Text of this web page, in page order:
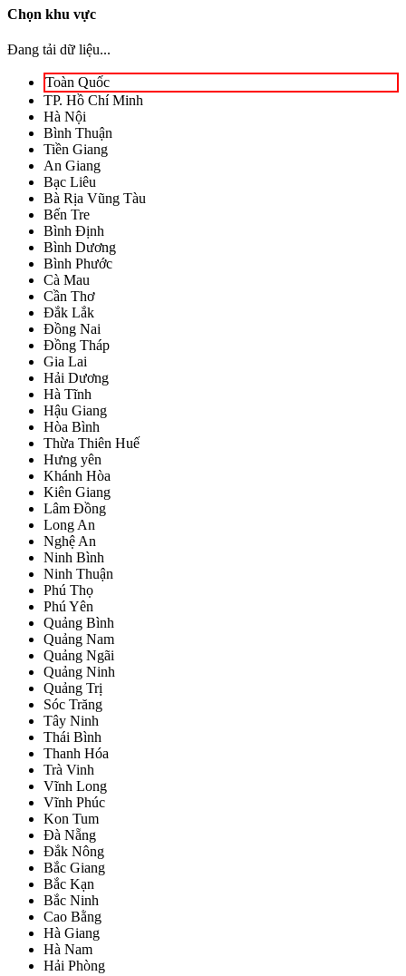
Chọn khu vực
Đang tải dữ liệu...
Toàn Quốc
TP. Hồ Chí Minh
Hà Nội
Bình Thuận
Tiền Giang
An Giang
Bạc Liêu
Bà Rịa Vũng Tàu
Bến Tre
Bình Định
Bình Dương
Bình Phước
Cà Mau
Cần Thơ
Đắk Lắk
Đồng Nai
Đồng Tháp
Gia Lai
Hải Dương
Hà Tĩnh
Hậu Giang
Hòa Bình
Thừa Thiên Huế
Hưng yên
Khánh Hòa
Kiên Giang
Lâm Đồng
Long An
Nghệ An
Ninh Bình
Ninh Thuận
Phú Thọ
Phú Yên
Quảng Bình
Quảng Nam
Quảng Ngãi
Quảng Ninh
Quảng Trị
Sóc Trăng
Tây Ninh
Thái Bình
Thanh Hóa
Trà Vinh
Vĩnh Long
Vĩnh Phúc
Kon Tum
Đà Nẵng
Đắk Nông
Bắc Giang
Bắc Kạn
Bắc Ninh
Cao Bằng
Hà Giang
Hà Nam
Hải Phòng